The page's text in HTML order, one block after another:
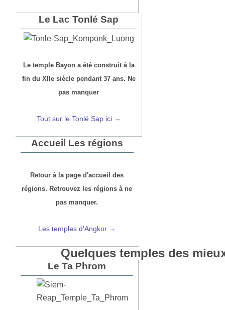
Le Lac Tonlé Sap
Le temple Bayon a été construit à la
fin du XIIe siècle pendant 37 ans. Ne
pas manquer
Tout sur le Tonlé Sap ici →
Accueil Les régions
Retour à la page d'accueil des
régions. Retrouvez les régions à ne
pas manquer.
Les temples d'Angkor →
Quelques temples des
Le Ta Phrom